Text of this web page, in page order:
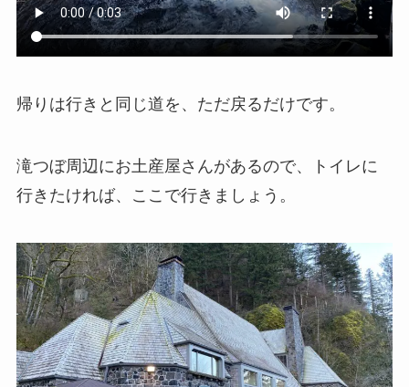
帰りは行きと同じ道を、ただ戻るだけです。
滝つぼ周辺にお土産屋さんがあるので、トイレに
行きたければ、ここで行きましょう。